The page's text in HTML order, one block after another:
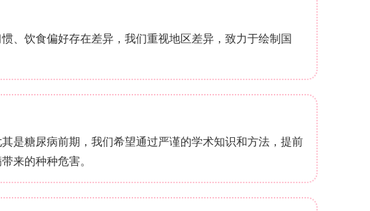
多孔粗糙结构及PLA主导)。RoHi添加使接触角递减：
3%→119.31°，5%→116.11°。归因于RoHi中多酚及亲水
保持疏水性但亲水性提高。
分别升至18.82%和34.73%；3% RoHi达176.25%；
多及孔隙变化共同提升吸水/渗液能力，3%和5%样品达慢
，利于吸收过量渗出液并维持湿润微环境。
Mats（含玫瑰果纳米纤维膜细胞活力）